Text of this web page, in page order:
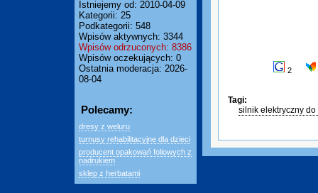
Istniejemy od: 2010-04-09
Kategorii: 25
Podkategorii: 548
Wpisów aktywnych: 3344
Wpisów odrzuconych: 8386
Wpisów oczekujących: 0
Ostatnia moderacja: 2026-
08-04
Polecamy:
dresy z weluru
turnusy rehabilitacyjne dla dzieci
producent opakowań foliowych z
nadrukiem
sklep z herbatami
2
Tagi:
silnik elektryczny do